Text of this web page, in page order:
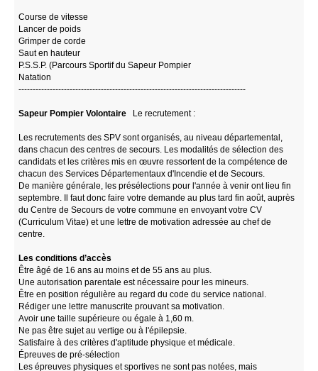
Course de vitesse
Lancer de poids
Grimper de corde
Saut en hauteur
P.S.S.P. (Parcours Sportif du Sapeur Pompier
Natation
--------------------------------------------------------------------------------
Sapeur Pompier Volontaire Le recrutement :
Les recrutements des SPV sont organisés, au niveau départemental,
dans chacun des centres de secours. Les modalités de sélection des
candidats et les critères mis en œuvre ressortent de la compétence de
chacun des Services Départementaux d'Incendie et de Secours.
De manière générale, les présélections pour l'année à venir ont lieu fin
septembre. Il faut donc faire votre demande au plus tard fin août, auprès
du Centre de Secours de votre commune en envoyant votre CV
(Curriculum Vitae) et une lettre de motivation adressée au chef de
centre.
Les conditions d’accès
Être âgé de 16 ans au moins et de 55 ans au plus.
Une autorisation parentale est nécessaire pour les mineurs.
Être en position régulière au regard du code du service national.
Rédiger une lettre manuscrite prouvant sa motivation.
Avoir une taille supérieure ou égale à 1,60 m.
Ne pas être sujet au vertige ou à l'épilepsie.
Satisfaire à des critères d'aptitude physique et médicale.
Épreuves de pré-sélection
Les épreuves physiques et sportives ne sont pas notées, mais